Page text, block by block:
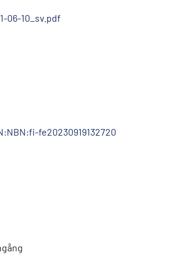
06-10_sv.pdf
fe20230919132720